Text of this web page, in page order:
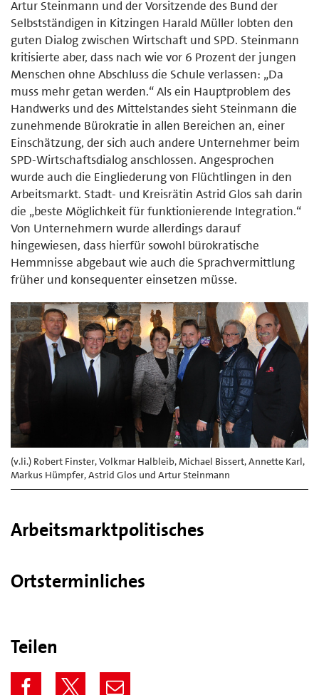
Artur Steinmann und der Vorsitzende des Bund der
Selbstständigen in Kitzingen Harald Müller lobten den
guten Dialog zwischen Wirtschaft und SPD. Steinmann
kritisierte aber, dass nach wie vor 6 Prozent der jungen
Menschen ohne Abschluss die Schule verlassen: „Da
muss mehr getan werden.“ Als ein Hauptproblem des
Handwerks und des Mittelstandes sieht Steinmann die
zunehmende Bürokratie in allen Bereichen an, einer
Einschätzung, der sich auch andere Unternehmer beim
SPD-Wirtschaftsdialog anschlossen. Angesprochen
wurde auch die Eingliederung von Flüchtlingen in den
Arbeitsmarkt. Stadt- und Kreisrätin Astrid Glos sah darin
die „beste Möglichkeit für funktionierende Integration.“
Von Unternehmern wurde allerdings darauf
hingewiesen, dass hierfür sowohl bürokratische
Hemmnisse abgebaut wie auch die Sprachvermittlung
früher und konsequenter einsetzen müsse.
(v.li.) Robert Finster, Volkmar Halbleib, Michael Bissert, Annette Karl,
Markus Hümpfer, Astrid Glos und Artur Steinmann
Arbeitsmarktpolitisches
Ortsterminliches
Teilen